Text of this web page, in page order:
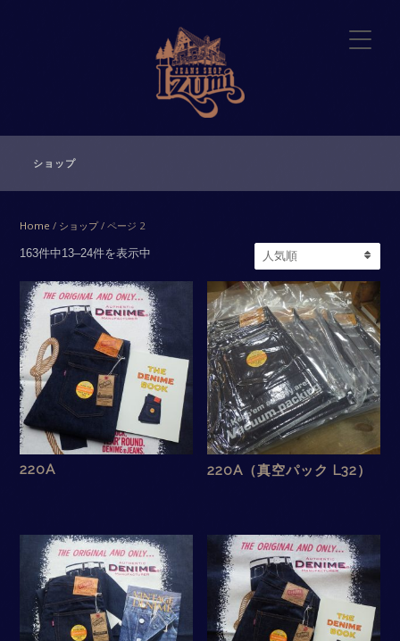
ショップ
Home / ショップ/ ページ 2
163件中13–24件を表示中
220A 220A（真空パック L32）